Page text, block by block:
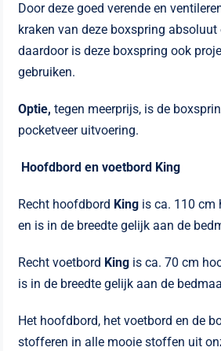
Door deze goed verende en
kraken van deze boxspring
daardoor is deze boxspring ook
gebruiken.
Optie, tegen meerprijs, is de
pocketveer uitvoering.
Hoofdbord en voetbord King
Recht hoofdbord King is ca. 110 cm
en is in de breedte gelijk aan de
Recht voetbord King is ca. 70 cm
is in de breedte gelijk aan de
Het hoofdbord, het voetbord en de
stofferen in alle mooie stoffen uit